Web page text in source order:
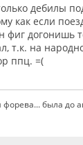
дебилы
как если
фиг догонишь
т.к. на
ппц. =(
была до